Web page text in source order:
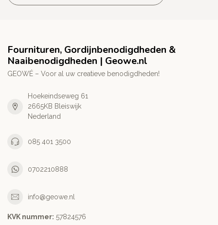
Fournituren, Gordijnbenodigdheden &
Naaibenodigdheden | Geowe.nl
GEOWÉ – Voor al uw creatieve benodigdheden!
Hoekeindseweg 61
2665KB Bleiswijk
Nederland
085 401 3500
0702210888
info@geowe.nl
KVK nummer: ‭57824576‬